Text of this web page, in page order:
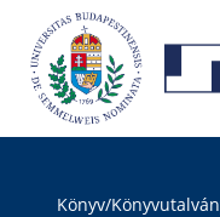
Könyv/